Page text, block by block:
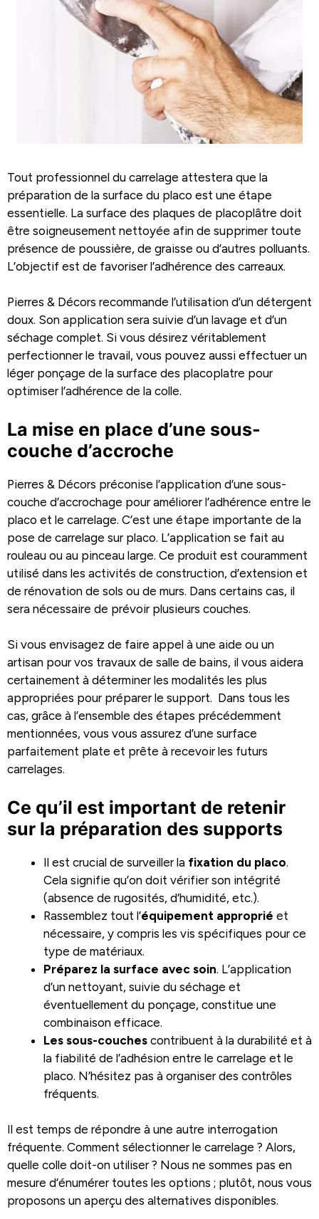
Tout professionnel du carrelage attestera que la
préparation de la surface du placo est une étape
essentielle. La surface des plaques de placoplâtre doit
être soigneusement nettoyée afin de supprimer toute
présence de poussière, de graisse ou d’autres polluants.
L’objectif est de favoriser l’adhérence des carreaux.
Pierres & Décors recommande l’utilisation d’un détergent
doux. Son application sera suivie d’un lavage et d’un
séchage complet. Si vous désirez véritablement
perfectionner le travail, vous pouvez aussi effectuer un
léger ponçage de la surface des placoplatre pour
optimiser l’adhérence de la colle.
La mise en place d’une sous-
couche d’accroche
Pierres & Décors préconise l’application d’une sous-
couche d’accrochage pour améliorer l’adhérence entre le
placo et le carrelage. C’est une étape importante de la
pose de carrelage sur placo. L’application se fait au
rouleau ou au pinceau large. Ce produit est couramment
utilisé dans les activités de construction, d’extension et
de rénovation de sols ou de murs. Dans certains cas, il
sera nécessaire de prévoir plusieurs couches.
Si vous envisagez de faire appel à une aide ou un
artisan pour vos travaux de salle de bains, il vous aidera
certainement à déterminer les modalités les plus
appropriées pour préparer le support. Dans tous les
cas, grâce à l’ensemble des étapes précédemment
mentionnées, vous vous assurez d’une surface
parfaitement plate et prête à recevoir les futurs
carrelages.
Ce qu’il est important de retenir
sur la préparation des supports
Il est crucial de surveiller la fixation du placo.
Cela signifie qu’on doit vérifier son intégrité
(absence de rugosités, d’humidité, etc.).
Rassemblez tout l’équipement approprié et
nécessaire, y compris les vis spécifiques pour ce
type de matériaux.
Préparez la surface avec soin. L’application
d’un nettoyant, suivie du séchage et
éventuellement du ponçage, constitue une
combinaison efficace.
Les sous-couches contribuent à la durabilité et à
la fiabilité de l’adhésion entre le carrelage et le
placo. N’hésitez pas à organiser des contrôles
fréquents.
Il est temps de répondre à une autre interrogation
fréquente. Comment sélectionner le carrelage ? Alors,
quelle colle doit-on utiliser ? Nous ne sommes pas en
mesure d’énumérer toutes les options ; plutôt, nous vous
proposons un aperçu des alternatives disponibles.